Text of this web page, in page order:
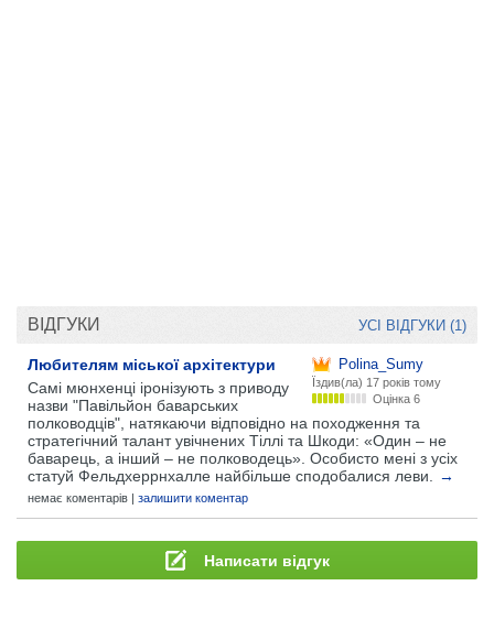
ВІДГУКИ УСІ ВІДГУКИ (1)
Polina_Sumy
Їздив(ла) 17 років тому
Оцінка 6
Любителям міської архітектури
Самі мюнхенці іронізують з приводу
назви "Павільйон баварських
полководців", натякаючи відповідно на походження та
стратегічний талант увічнених Тіллі та Шкоди: «Один – не
баварець, а інший – не полководець». Особисто мені з усіх
статуй Фельдхеррнхалле найбільше сподобалися леви.
→
немає коментарів | залишити коментар
Написати відгук